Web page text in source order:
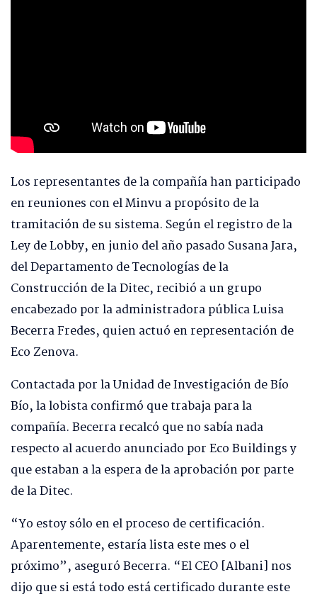
Los representantes de la compañía han participado
en reuniones con el Minvu a propósito de la
tramitación de su sistema. Según el registro de la
Ley de Lobby, en junio del año pasado Susana Jara,
del Departamento de Tecnologías de la
Construcción de la Ditec, recibió a un grupo
encabezado por la administradora pública Luisa
Becerra Fredes, quien actuó en representación de
Eco Zenova.
Contactada por la Unidad de Investigación de Bío
Bío, la lobista confirmó que trabaja para la
compañía. Becerra recalcó que no sabía nada
respecto al acuerdo anunciado por Eco Buildings y
que estaban a la espera de la aprobación por parte
de la Ditec.
“Yo estoy sólo en el proceso de certificación.
Aparentemente, estaría lista este mes o el
próximo”, aseguró Becerra. “El CEO [Albani] nos
dijo que si está todo está certificado durante este